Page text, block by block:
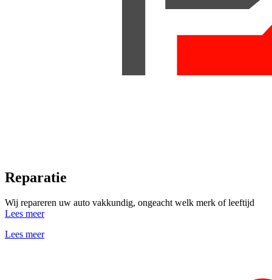
Reparatie
Wij repareren uw auto vakkundig, ongeacht welk merk of leeftijd
Lees meer
Lees meer